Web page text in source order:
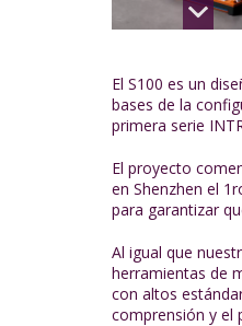
El S100 es un
bases de la
primera serie
El proyecto
en Shenzhen el
para garantizar
Al igual que
herramientas de
con altos
comprensión y el